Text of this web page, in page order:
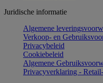
Juridische informatie
Algemene
Verkoop- en
Privacybeleid
Cookiebeleid
Algemene
Privacyverklaring -